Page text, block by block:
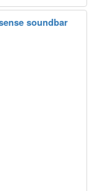
soundbar